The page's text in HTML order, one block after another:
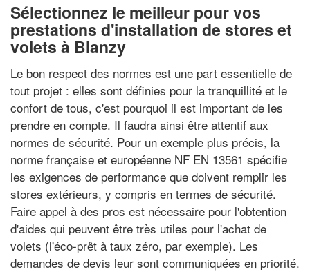
Sélectionnez le meilleur pour vos
prestations d'installation de stores et
volets à Blanzy
Le bon respect des normes est une part essentielle de
tout projet : elles sont définies pour la tranquillité et le
confort de tous, c'est pourquoi il est important de les
prendre en compte. Il faudra ainsi être attentif aux
normes de sécurité. Pour un exemple plus précis, la
norme française et européenne NF EN 13561 spécifie
les exigences de performance que doivent remplir les
stores extérieurs, y compris en termes de sécurité.
Faire appel à des pros est nécessaire pour l'obtention
d'aides qui peuvent être très utiles pour l'achat de
volets (l'éco-prêt à taux zéro, par exemple). Les
demandes de devis leur sont communiquées en priorité.